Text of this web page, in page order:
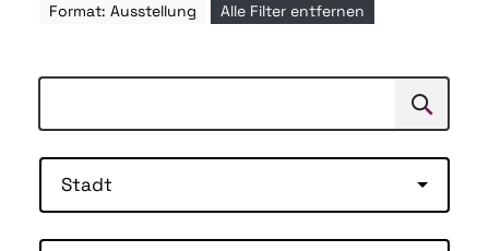
Format: Ausstellung
Alle Filter entfernen
Suchen
Stadt